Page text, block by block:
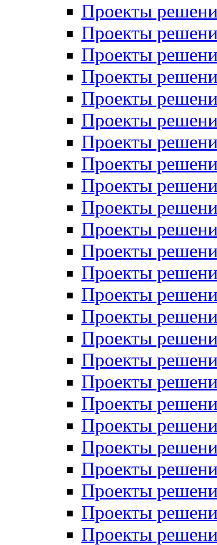
Проекты
Проекты
Проекты
Проекты
Проекты
Проекты
Проекты
Проекты
Проекты
Проекты
Проекты
Проекты
Проекты
Проекты
Проекты
Проекты
Проекты
Проекты
Проекты
Проекты
Проекты
Проекты
Проекты
Проекты
Проекты